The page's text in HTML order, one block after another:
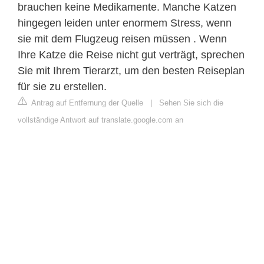
brauchen keine Medikamente. Manche Katzen
hingegen leiden unter enormem Stress, wenn
sie mit dem Flugzeug reisen müssen . Wenn
Ihre Katze die Reise nicht gut verträgt, sprechen
Sie mit Ihrem Tierarzt, um den besten Reiseplan
für sie zu erstellen.
Antrag auf Entfernung der Quelle | Sehen Sie sich die
vollständige Antwort auf translate.google.com an